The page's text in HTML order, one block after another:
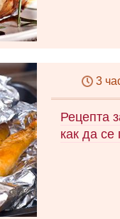
3
Рецепта
как да се